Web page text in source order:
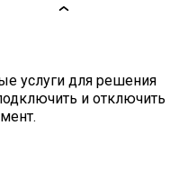
услуги для решения
и отключить